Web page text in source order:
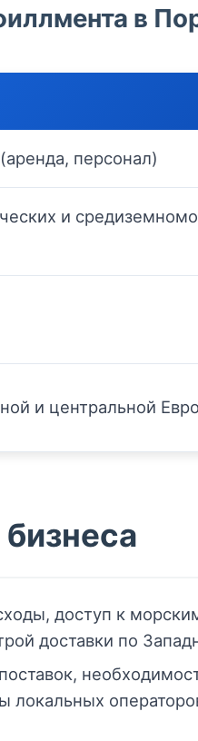
в
персонал)
и
и центральной
доступ к
доставки по
локальных